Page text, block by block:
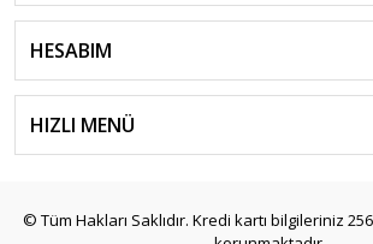
HESABIM
HIZLI MENÜ
© Tüm Hakları Saklıdır. Kredi kartı bilgileriniz